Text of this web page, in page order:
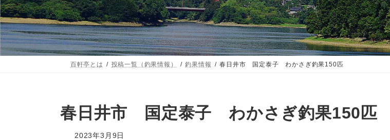
百軒亭とは 投稿一覧（釣果情報） 釣果情報 春日井市 国定泰子 わかさぎ釣果150匹
春日井市 国定泰子 わかさぎ釣果150匹
2023年3月9日